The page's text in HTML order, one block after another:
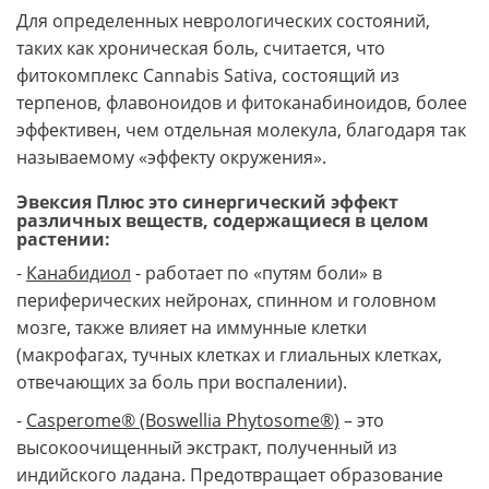
Для определенных неврологических состояний,
таких как хроническая боль, считается, что
фитокомплекс Cannabis Sativa, состоящий из
терпенов, флавоноидов и фитоканабиноидов, более
эффективен, чем отдельная молекула, благодаря так
называемому «эффекту окружения».
Эвексия Плюс это синергический эффект
различных веществ, содержащиеся в целом
растении:
- Канабидиол - работает по «путям боли» в
периферических нейронах, спинном и головном
мозге, также влияет на иммунные клетки
(макрофагах, тучных клетках и глиальных клетках,
отвечающих за боль при воспалении).
- Casperome® (Boswellia Phytosome®) – это
высокоочищенный экстракт, полученный из
индийского ладана. Предотвращает образование